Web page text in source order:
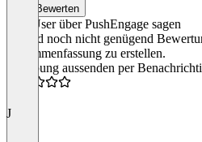
Attribute für Personalisierung
Bewerten
Was User über PushEngage sagen
Es sind noch nicht genügend
Zusammenfassung zu erstellen.
“Werbung aussenden per
J